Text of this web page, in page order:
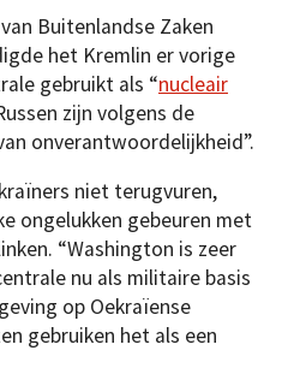
Buitenlandse Zaken
het Kremlin er vorige
gebruikt als “nucleair
zijn volgens de
onverantwoordelijkheid”.
niet terugvuren,
ongelukken gebeuren met
“Washington is zeer
nu als militaire basis
op Oekraïense
gebruiken het als een